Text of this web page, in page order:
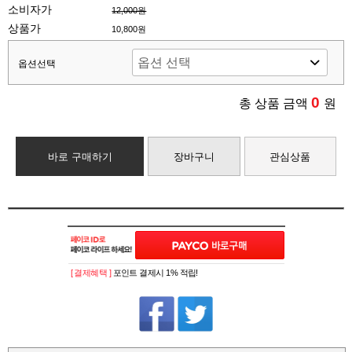
소비자가 12,000원
상품가 10,800원
옵션선택
총 상품 금액 0 원
바로 구매하기 장바구니 관심상품
[ 결제혜택 ] 포인트 결제시 1% 적립!